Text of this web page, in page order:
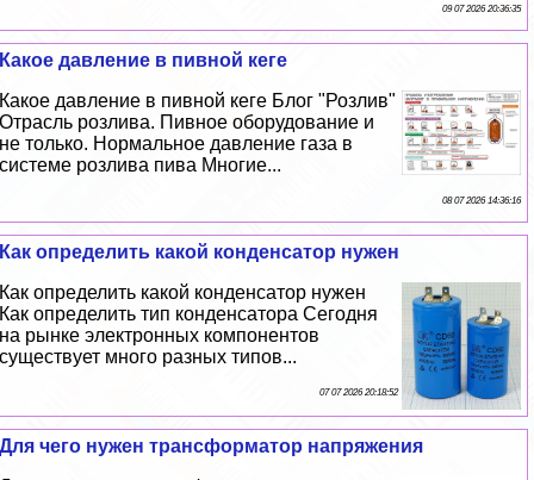
09 07 2026 20:36:35
Какое давление в пивной кеге
Какое давление в пивной кеге Блог "Розлив"
Отрасль розлива. Пивное оборудование и
не только. Нормальное давление газа в
системе розлива пива Многие...
08 07 2026 14:36:16
Как определить какой конденсатор нужен
Как определить какой конденсатор нужен
Как определить тип конденсатора Сегодня
на рынке электронных компонентов
существует много разных типов...
07 07 2026 20:18:52
Для чего нужен трaнcформатор напряжения